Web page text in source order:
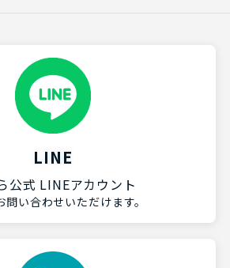
LINE
公式 LINEアカウント
問い合わせいただけます。